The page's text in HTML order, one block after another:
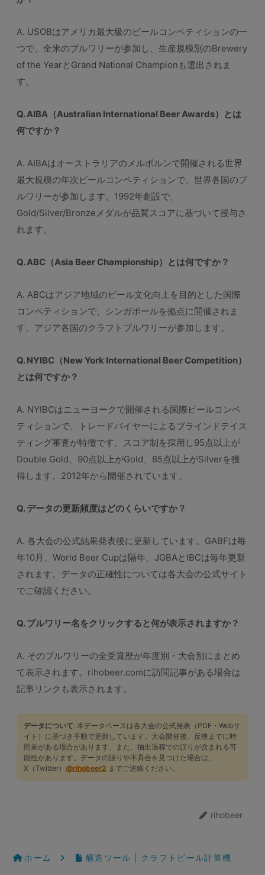
A. USOBはアメリカ最大級のビールコンペティションの一
つで、全米のブルワリーが参加し、生産規模別のBrewery
of the YearとGrand National Championも選出されま
す。
Q. AIBA（Australian International Beer Awards）とは
何ですか？
A. AIBAはオーストラリアのメルボルンで開催される世界
最大規模の年次ビールコンペティションで、世界各国のブ
ルワリーが参加します。1992年創設で、
Gold/Silver/Bronzeメダルが品質スコアに基づいて授与さ
れます。
Q. ABC（Asia Beer Championship）とは何ですか？
A. ABCはアジア地域のビール文化向上を目的とした国際
コンペティションで、シンガポールを拠点に開催されま
す。アジア各国のクラフトブルワリーが参加します。
Q. NYIBC（New York International Beer Competition）
とは何ですか？
A. NYIBCはニューヨークで開催される国際ビールコンペ
ティションで、トレードバイヤーによるブラインドテイス
ティング審査が特徴です。スコア制を採用し95点以上が
Double Gold、90点以上がGold、85点以上がSilverを獲
得します。2012年から開催されています。
Q. データの更新頻度はどのくらいですか？
A. 各大会の公式結果発表後に更新しています。GABFは毎
年10月、World Beer Cupは隔年、JGBAとIBCは毎年更新
されます。データの正確性については各大会の公式サイト
でご確認ください。
Q. ブルワリー名をクリックすると何が表示されますか？
A. そのブルワリーの全受賞歴が年度別・大会別にまとめ
て表示されます。rihobeer.comに訪問記事がある場合は
記事リンクも表示されます。
データについて: 本データベースは各大会の公式発表（PDF・Webサ
イト）に基づき手動で更新しています。大会開催後、反映までに時
間差がある場合があります。また、抽出過程での誤りが含まれる可
能性があります。データの誤りや不具合を見つけた場合は、
X（Twitter） @rihobeer2 までご連絡ください。
rihobeer
ホーム 醸造ツール | クラフトビール計算機